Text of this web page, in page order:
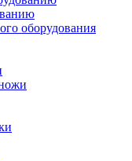
оборудования